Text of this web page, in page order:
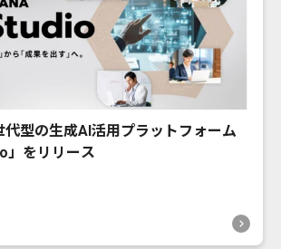
代型の生成AI活用プラットフォーム
」をリリース